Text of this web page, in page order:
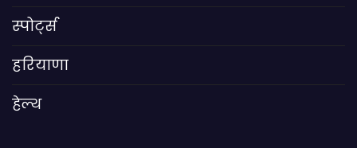
स्पोर्ट्स
हरियाणा
हेल्थ